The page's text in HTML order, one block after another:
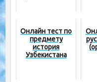
Онлайн тест по
предмету
история
Узбекистана